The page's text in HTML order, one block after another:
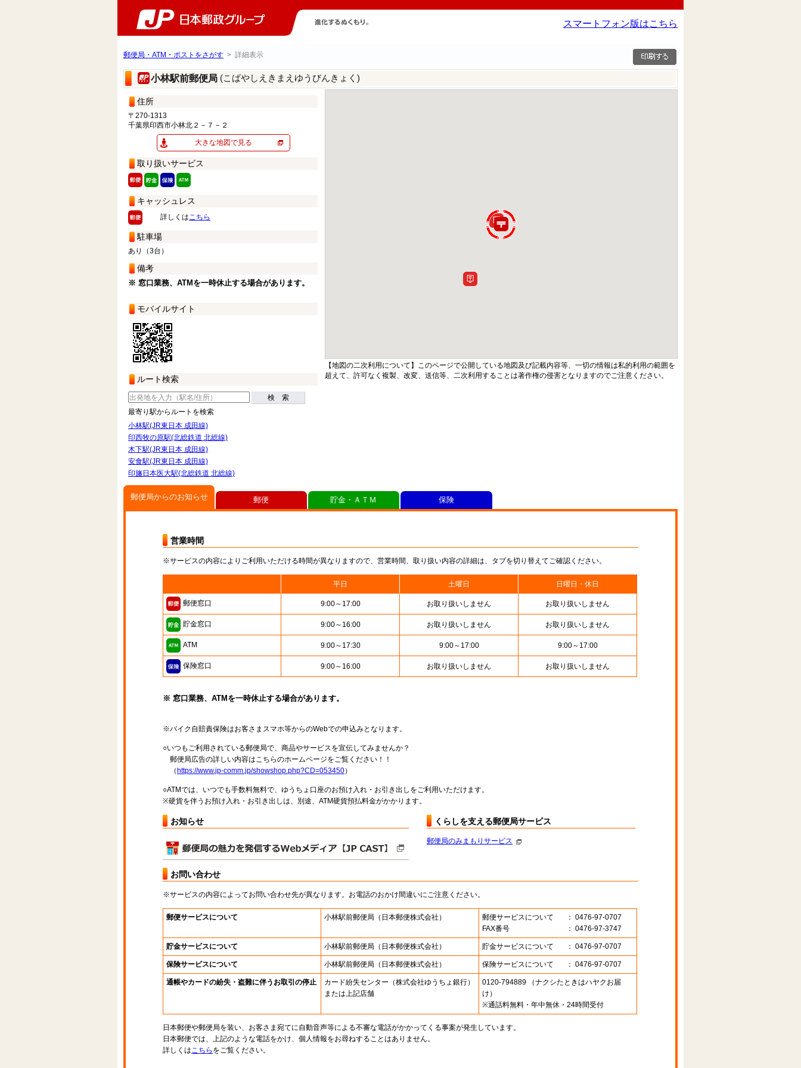
スマートフォン版はこちら
郵便局・ATM・ポストをさがす > 詳細表示
小林駅前郵便局 (こばやしえきまえゆうびんきょく)
住所
〒270-1313
千葉県印西市小林北２－７－２
大きな地図で見る
取り扱いサービス
キャッシュレス
詳しくはこちら
駐車場
あり（3台）
備考
※ 窓口業務、ATMを一時休止する場合があります。
モバイルサイト
ルート検索
検 索
最寄り駅からルートを検索
小林駅(JR東日本 成田線)
印西牧の原駅(北総鉄道 北総線)
木下駅(JR東日本 成田線)
安食駅(JR東日本 成田線)
印旛日本医大駅(北総鉄道 北総線)
【地図の二次利用について】このページで公開している地図及び記載内容等、一切の情報は私的利用の範囲を
超えて、許可なく複製、改変、送信等、二次利用することは著作権の侵害となりますのでご注意ください。
郵便局からのお知らせ
営業時間
※サービスの内容によりご利用いただける時間が異なりますので、営業時間、取り扱い内容の詳細は、タブを切り替えてご確認ください。
平日 土曜日 日曜日・休日
郵便窓口 9:00～17:00 お取り扱いしません お取り扱いしません
貯金窓口 9:00～16:00 お取り扱いしません お取り扱いしません
ATM 9:00～17:30 9:00～17:00 9:00～17:00
保険窓口 9:00～16:00 お取り扱いしません お取り扱いしません
※ 窓口業務、ATMを一時休止する場合があります。
※バイク自賠責保険はお客さまスマホ等からのWebでの申込みとなります。
○いつもご利用されている郵便局で、商品やサービスを宣伝してみませんか？
郵便局広告の詳しい内容はこちらのホームページをご覧ください！！
（ https://www.jp-comm.jp/showshop.php?CD=053450）
○ATMでは、いつでも手数料無料で、ゆうちょ口座のお預け入れ・お引き出しをご利用いただけます。
※硬貨を伴うお預け入れ・お引き出しは、別途、ATM硬貨預払料金がかかります。
お知らせ くらしを支える郵便局サービス
郵便局のみまもりサービス
お問い合わせ
※サービスの内容によってお問い合わせ先が異なります。お電話のおかけ間違いにご注意ください。
郵便サービスについて 小林駅前郵便局 （日本郵便株式会社） 郵便サービスについて
： 0476-97-0707
FAX番号
： 0476-97-3747
貯金サービスについて 小林駅前郵便局 （日本郵便株式会社） 貯金サービスについて ： 0476-97-0707
保険サービスについて 小林駅前郵便局 （日本郵便株式会社） 保険サービスについて ： 0476-97-0707
通帳やカードの紛失・盗難に伴うお取引の停止 カード紛失センター （株式会社ゆうちょ銀行）
または上記店舗
0120-794889 （ナクシたときはハヤクお届
け）
※通話料無料・年中無休・24時間受付
日本郵便や郵便局を装い、お客さま宛てに自動音声等による不審な電話がかかってくる事案が発生しています。
日本郵便では、上記のような電話をかけ、個人情報をお尋ねすることはありません。
詳しくはこちら をご覧ください。
郵便 貯金・ＡＴＭ 保険